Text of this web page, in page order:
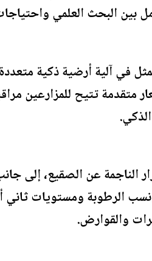
بين البحث العلمي
في آلية أرضية ذكية
تتيح للمزارعين
الناجمة عن الصقيع، إلى
الرطوبة ومستويات
والقوارض.